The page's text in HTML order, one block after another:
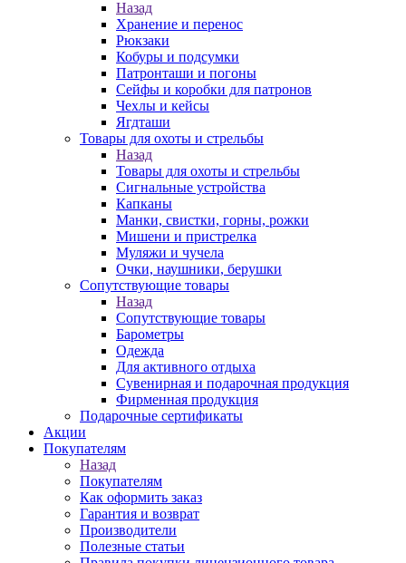
Назад
Хранение и перенос
Рюкзаки
Кобуры и подсумки
Патронташи и погоны
Сейфы и коробки для патронов
Чехлы и кейсы
Ягдташи
Товары для охоты и стрельбы
Назад
Товары для охоты и стрельбы
Сигнальные устройства
Капканы
Манки, свистки, горны, рожки
Мишени и пристрелка
Муляжи и чучела
Очки, наушники, берушки
Сопутствующие товары
Назад
Сопутствующие товары
Барометры
Одежда
Для активного отдыха
Сувенирная и подарочная продукция
Фирменная продукция
Подарочные сертификаты
Акции
Покупателям
Назад
Покупателям
Как оформить заказ
Гарантия и возврат
Производители
Полезные статьи